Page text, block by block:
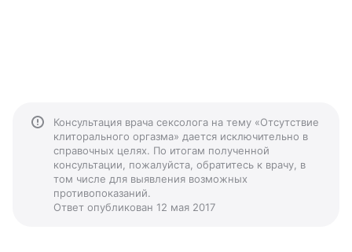
Консультация врача сексолога на тему «Отсутствие
клиторального оргазма» дается исключительно в
справочных целях. По итогам полученной
консультации, пожалуйста, обратитесь к врачу, в
том числе для выявления возможных
противопоказаний.
Ответ опубликован 12 мая 2017